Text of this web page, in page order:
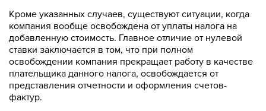
Кроме указанных случаев, существуют ситуации, когда
компания вообще освобождена от уплаты налога на
добавленную стоимость. Главное отличие от нулевой
ставки заключается в том, что при полном
освобождении компания прекращает работу в качестве
плательщика данного налога, освобождается от
представления отчетности и оформления счетов-
фактур.